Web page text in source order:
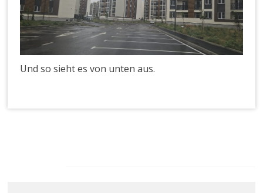
Und so sieht es von unten aus.